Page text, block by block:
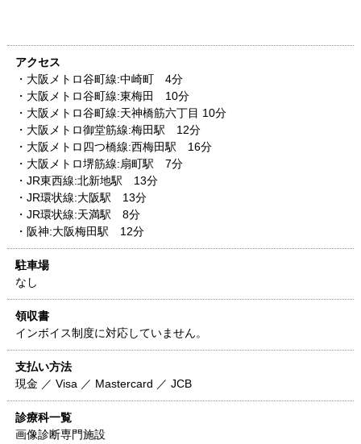
アクセス
・大阪メトロ谷町線:中崎町 4分
・大阪メトロ谷町線:東梅田 10分
・大阪メトロ谷町線:天神橋筋六丁目 10分
・大阪メトロ御堂筋線:梅田駅 12分
・大阪メトロ四つ橋線:西梅田駅 16分
・大阪メトロ堺筋線:扇町駅 7分
・JR東西線:北新地駅 13分
・JR環状線:大阪駅 13分
・JR環状線:天満駅 8分
・阪神:大阪梅田駅 12分
駐車場
なし
領収書
インボイス制度に対応していません。
支払い方法
現金 ／ Visa ／ Mastercard ／ JCB
診療科一覧
画像診断専門施設